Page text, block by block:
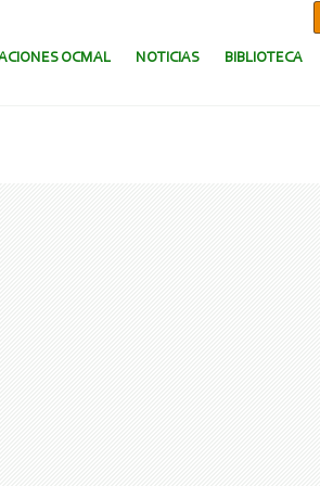
OCMAL NOTICIAS BIBLIOTECA